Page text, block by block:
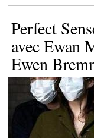
Perfect
avec Ewan
Ewen